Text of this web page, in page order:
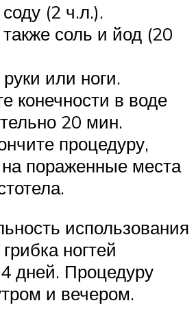
(2 ч.л.).
соль и йод (20
или ноги.
конечности в воде
20 мин.
процедуру,
пораженные места
использования
ногтей
дней. Процедуру
и вечером.